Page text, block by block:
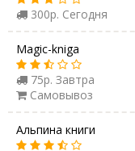
300р. Сегодня
Magic-kniga
75р. Завтра
Самовывоз
Альпина книги